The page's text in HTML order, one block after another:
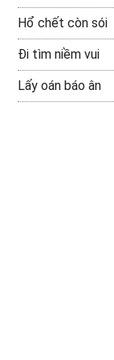
Hổ chết còn sói
Đi tìm niềm vui
Lấy oán báo ân